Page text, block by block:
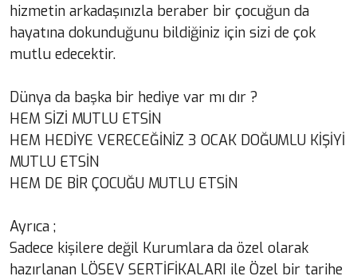
hizmetin arkadaşınızla beraber bir çocuğun da
hayatına dokunduğunu bildiğiniz için sizi de çok
mutlu edecektir.
Dünya da başka bir hediye var mı dır ?
HEM SİZİ MUTLU ETSİN
HEM HEDİYE VERECEĞİNİZ 3 OCAK DOĞUMLU KİŞİYİ
MUTLU ETSİN
HEM DE BİR ÇOCUĞU MUTLU ETSİN
Ayrıca ;
Sadece kişilere değil Kurumlara da özel olarak
hazırlanan LÖSEV SERTİFİKALARI ile Özel bir tarihe